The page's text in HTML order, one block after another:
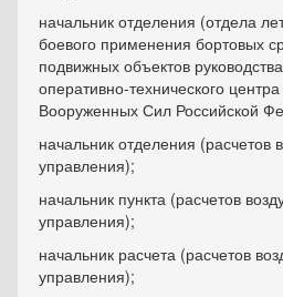
начальник отделения (отдела
боевого применения бортовых
подвижных объектов
оперативно-технического
Вооруженных Сил Российской
начальник отделения (расчетов
управления);
начальник пункта (расчетов
управления);
начальник расчета (расчетов
управления);